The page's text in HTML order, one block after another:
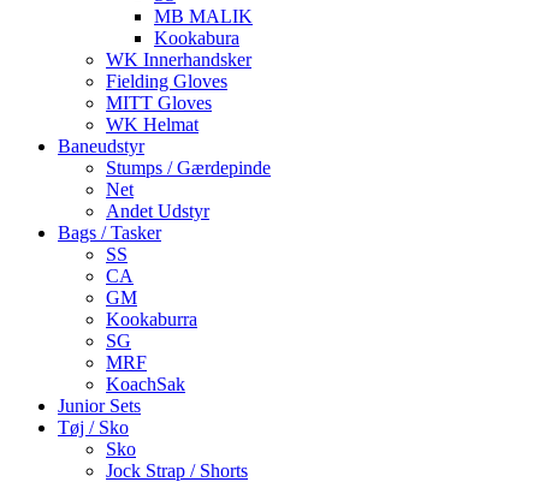
MB MALIK
Kookabura
WK Innerhandsker
Fielding Gloves
MITT Gloves
WK Helmat
Baneudstyr
Stumps / Gærdepinde
Net
Andet Udstyr
Bags / Tasker
SS
CA
GM
Kookaburra
SG
MRF
KoachSak
Junior Sets
Tøj / Sko
Sko
Jock Strap / Shorts